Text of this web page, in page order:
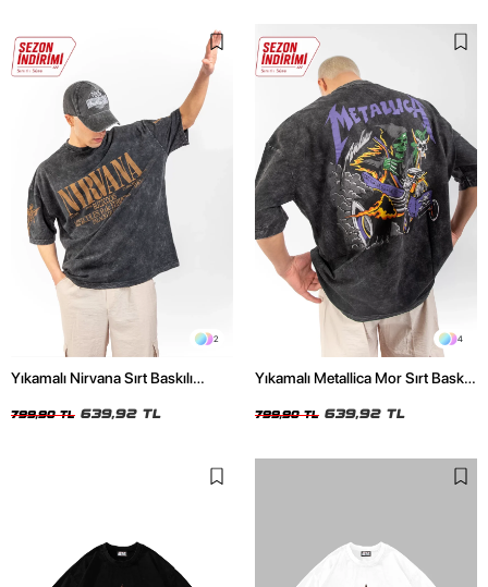
2
Yıkamalı Nirvana Sırt Baskılı
799,90 TL 639,92 TL
4
Yıkamalı Metallica Mor Sırt Baskılı
799,90 TL 639,92 TL